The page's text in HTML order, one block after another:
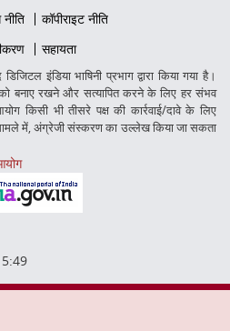
कॉपीराइट नीति
सहायता
इंडिया भाषिनी प्रभाग द्वारा किया गया है।
बनाए रखने और सत्यापित करने के लिए हर संभव
किसी भी तीसरे पक्ष की कार्रवाई/दावे के लिए
मामले में, अंग्रेजी संस्करण का उल्लेख किया जा सकता